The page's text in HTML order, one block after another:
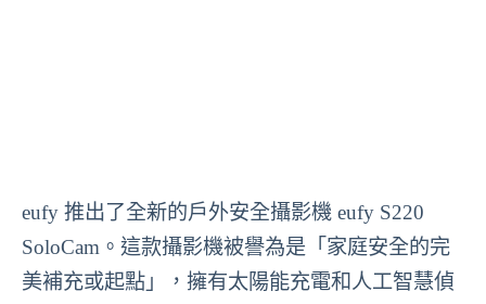
eufy 推出了全新的戶外安全攝影機 eufy S220
SoloCam。這款攝影機被譽為是「家庭安全的完
美補充或起點」，擁有太陽能充電和人工智慧偵